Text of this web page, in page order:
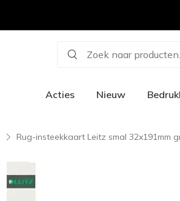
Zoek naar
Acties Nieuw
Rug-insteekkaart Leitz smal 32x191mm